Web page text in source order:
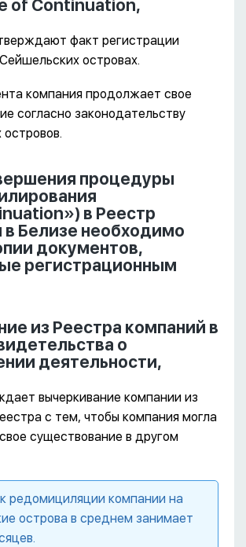
of Continuation,
факт регистрации
островах.
компания продолжает свое
согласно законодательству
процедуры
в Реестр
в Белизе необходимо
документов,
регистрационным
из Реестра компаний в
о
деятельности,
вычеркивание компании из
с тем, чтобы компания могла
существование в другом
редомициляции компании на
острова в среднем занимает